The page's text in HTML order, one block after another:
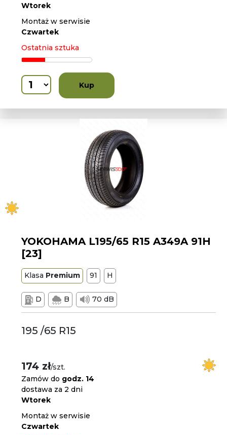
Wtorek
Montaż w serwisie
Czwartek
Ostatnia sztuka
Kup
YOKOHAMA L195/65 R15 A349A 91H
[23]
Klasa Premium 91 H
D B 70 dB
195 /65 R15
174 zł/szt.
Zamów do godz. 14
dostawa za 2 dni
Wtorek
Montaż w serwisie
Czwartek